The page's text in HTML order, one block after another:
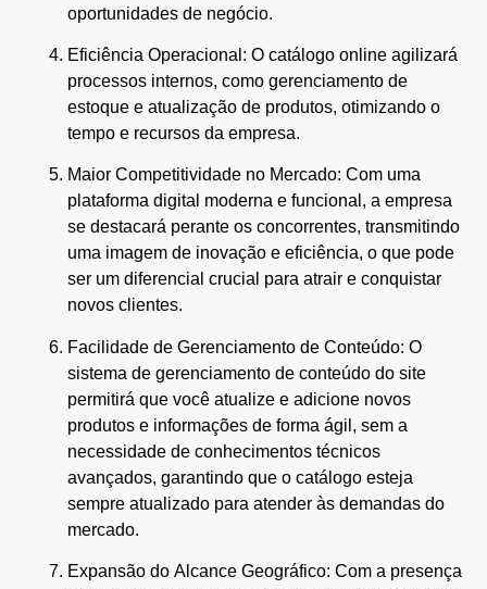
oportunidades de negócio.
Eficiência Operacional: O catálogo online agilizará
processos internos, como gerenciamento de
estoque e atualização de produtos, otimizando o
tempo e recursos da empresa.
Maior Competitividade no Mercado: Com uma
plataforma digital moderna e funcional, a empresa
se destacará perante os concorrentes, transmitindo
uma imagem de inovação e eficiência, o que pode
ser um diferencial crucial para atrair e conquistar
novos clientes.
Facilidade de Gerenciamento de Conteúdo: O
sistema de gerenciamento de conteúdo do site
permitirá que você atualize e adicione novos
produtos e informações de forma ágil, sem a
necessidade de conhecimentos técnicos
avançados, garantindo que o catálogo esteja
sempre atualizado para atender às demandas do
mercado.
Expansão do Alcance Geográfico: Com a presença